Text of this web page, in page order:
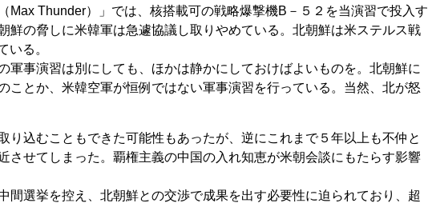
Max Thunder）」では、核搭載可の戦略爆撃機B－５２を当演習で投入す
鮮の脅しに米韓軍は急遽協議し取りやめている。北朝鮮は米ステルス戦
いる。
軍事演習は別にしても、ほかは静かにしておけばよいものを。北朝鮮に
ことか、米韓空軍が恒例ではない軍事演習を行っている。当然、北が怒
り込むこともできた可能性もあったが、逆にこれまで５年以上も不仲と
させてしまった。覇権主義の中国の入れ知恵が米朝会談にもたらす影響
間選挙を控え、北朝鮮との交渉で成果を出す必要性に迫られており、超